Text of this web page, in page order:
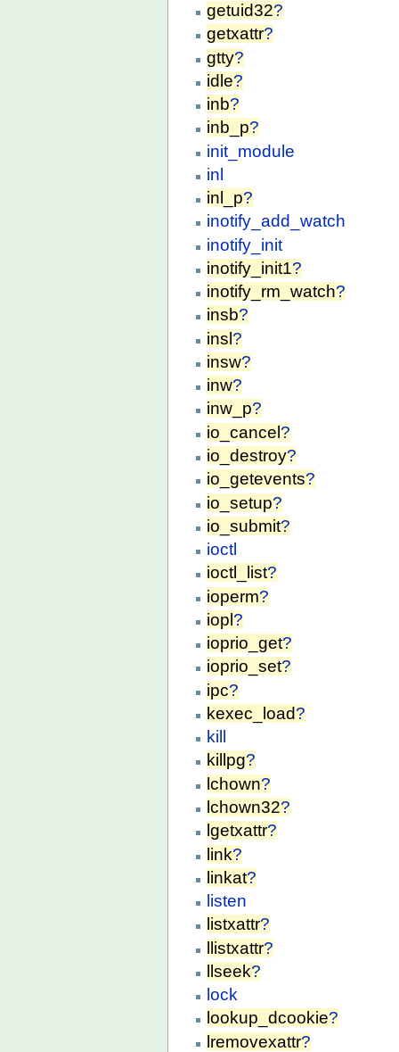
getuid32?
getxattr?
gtty?
idle?
inb?
inb_p?
init_module
inl
inl_p?
inotify_add_watch
inotify_init
inotify_init1?
inotify_rm_watch?
insb?
insl?
insw?
inw?
inw_p?
io_cancel?
io_destroy?
io_getevents?
io_setup?
io_submit?
ioctl
ioctl_list?
ioperm?
iopl ?
ioprio_get?
ioprio_set?
ipc?
kexec_load?
kill
killpg?
lchown?
lchown32?
lgetxattr?
link?
linkat?
listen
listxattr?
llistxattr?
llseek?
lock
lookup_dcookie?
lremovexattr?